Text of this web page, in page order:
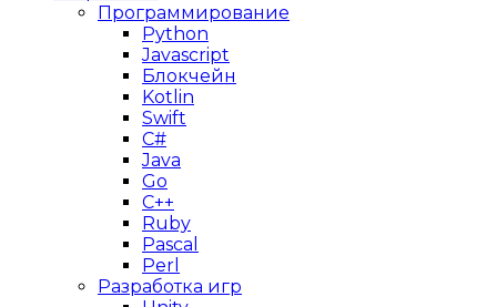
Программирование
Python
Javascript
Блокчейн
Kotlin
Swift
C#
Java
Go
C++
Ruby
Pascal
Perl
Разработка игр